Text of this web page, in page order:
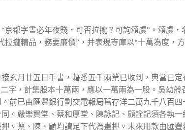
都字畫必年夜賤，可否拉攏？可詢頌虞”。頌虞
攏精品，務要廉價”，并表現寺庫以“十萬為度，
玄月廿五日手書，藉悉五千兩業已收到，典當已
字，計集股本十萬兩，應以一萬兩為一股。吳幼
前已由匯豐銀行劃交電報局舊存洋二萬九千八百
。嚴樂賢堂、蔡和厚堂、陳詠記、顧詮記須各執
。蔡、陳、顧均請足下代為畫押。未來用款由匯